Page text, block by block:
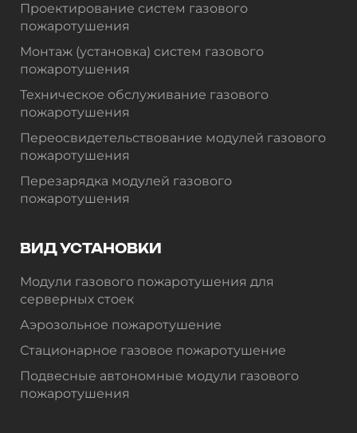
Проектирование систем газового
пожаротушения
Монтаж (установка) систем газового
пожаротушения
Техническое обслуживание газового
пожаротушения
Переосвидетельствование модулей газового
пожаротушения
Перезарядка модулей газового
пожаротушения
ВИД УСТАНОВКИ
Модули газового пожаротушения для
серверных стоек
Аэрозольное пожаротушение
Стационарное газовое пожаротушение
Подвесные автономные модули газового
пожаротушения